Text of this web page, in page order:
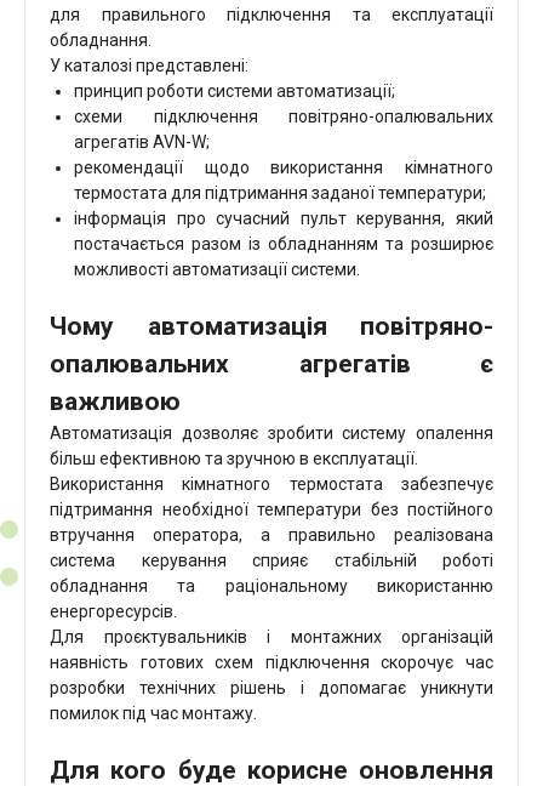
для правильного підключення та експлуатації
обладнання.
У каталозі представлені:
принцип роботи системи автоматизації;
схеми підключення повітряно-опалювальних
агрегатів AVN-W;
рекомендації щодо використання кімнатного
термостата для підтримання заданої температури;
інформація про сучасний пульт керування, який
постачається разом із обладнанням та розширює
можливості автоматизації системи.
Чому автоматизація повітряно-
опалювальних агрегатів є
важливою
Автоматизація дозволяє зробити систему опалення
більш ефективною та зручною в експлуатації.
Використання кімнатного термостата забезпечує
підтримання необхідної температури без постійного
втручання оператора, а правильно реалізована
система керування сприяє стабільній роботі
обладнання та раціональному використанню
енергоресурсів.
Для проєктувальників і монтажних організацій
наявність готових схем підключення скорочує час
розробки технічних рішень і допомагає уникнути
помилок під час монтажу.
Для кого буде корисне оновлення